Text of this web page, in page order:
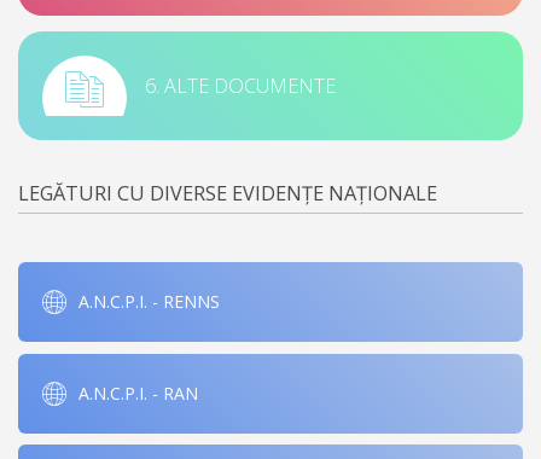
6. ALTE DOCUMENTE
LEGĂTURI CU DIVERSE EVIDENȚE NAȚIONALE
A.N.C.P.I. - RENNS
A.N.C.P.I. - RAN